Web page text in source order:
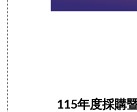
115年度採購